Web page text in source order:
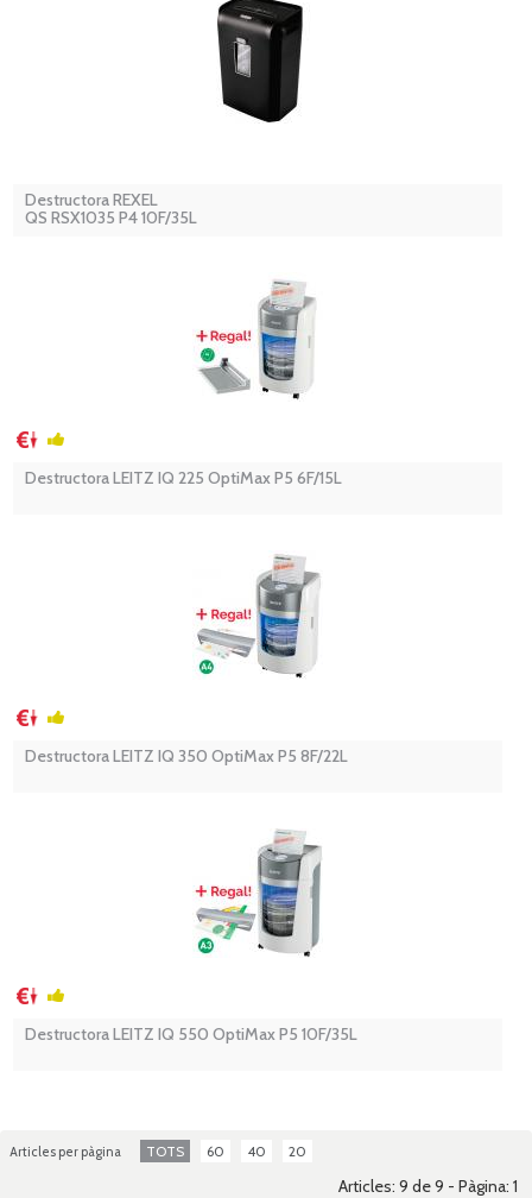
Destructora REXEL
QS RSX1035 P4 10F/35L
Destructora LEITZ IQ 225 OptiMax P5 6F/15L
Destructora LEITZ IQ 350 OptiMax P5 8F/22L
Destructora LEITZ IQ 550 OptiMax P5 10F/35L
Articles per pàgina TOTS 60 40 20
Articles: 9 de 9 - Pàgina: 1